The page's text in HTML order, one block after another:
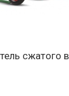
сжатого